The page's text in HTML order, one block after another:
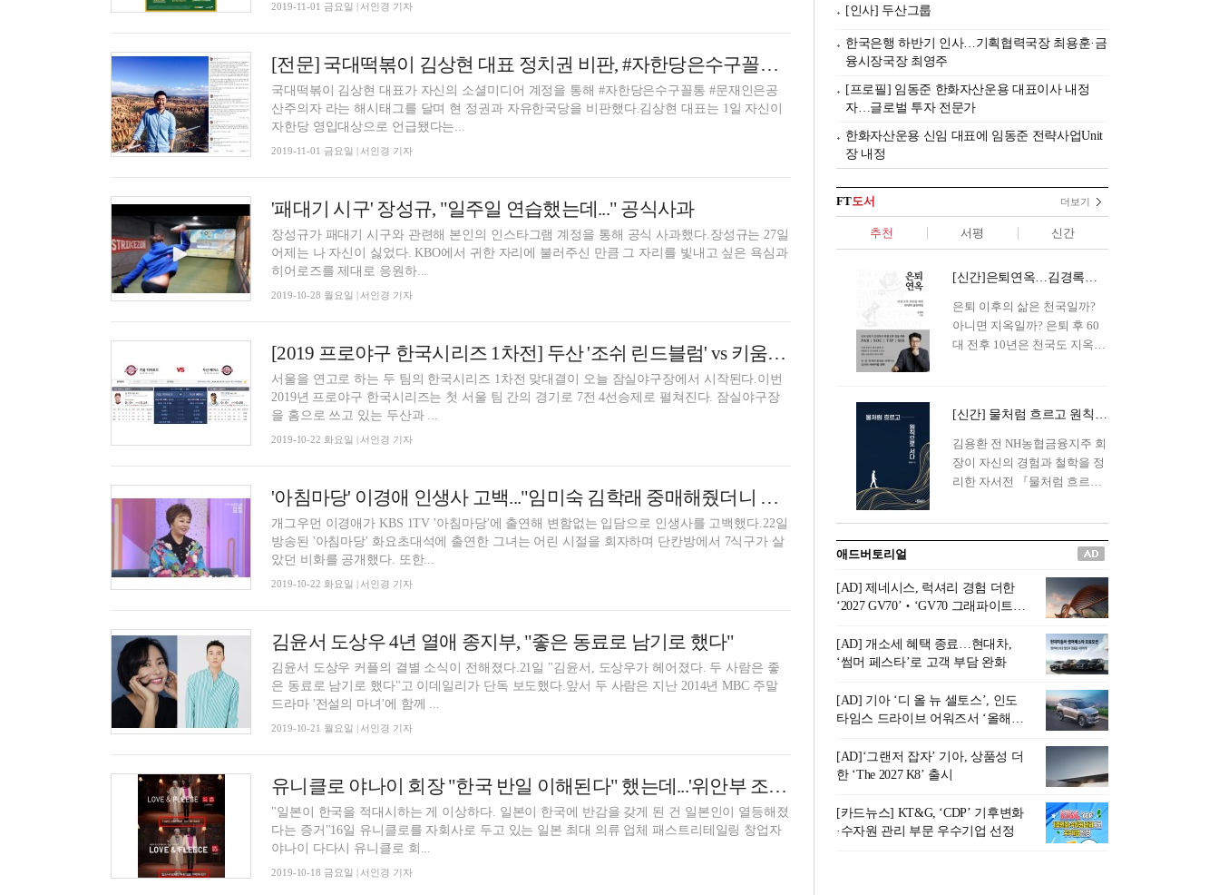
2019-11-01 금요일 | 서인경 기자
[전문] 국대떡볶이 김상현 대표 정치권 비판, #자한당은수구꼴통 #문재인은공산주의자
국대떡볶이 김상현 대표가 자신의 소셜미디어 계정을 통해 #자한당은수구꼴통 #문재인은공
산주의자 라는 해시태그를 달며 현 정권과 자유한국당을 비판했다.김상현 대표는 1일 자신이
자한당 영입대상으로 언급됐다는...
2019-11-01 금요일 | 서인경 기자
'패대기 시구' 장성규, "일주일 연습했는데..." 공식사과
장성규가 패대기 시구와 관련해 본인의 인스타그램 계정을 통해 공식 사과했다.장성규는 27일
어제는 나 자신이 싫었다. KBO에서 귀한 자리에 불러주신 만큼 그 자리를 빛내고 싶은 욕심과
히어로즈를 제대로 응원하...
2019-10-28 월요일 | 서인경 기자
[2019 프로야구 한국시리즈 1차전] 두산 '조쉬 린드블럼' vs 키움 '에릭 요키시', 선발투수 맞대결
서울을 연고로 하는 두 팀의 한국시리즈 1차전 맞대결이 오늘 잠실야구장에서 시작된다.이번
2019년 프로야구 한국시리즈는 첫 서울 팀 간의 경기로 7전 4선승제로 펼쳐진다. 잠실야구장
을 홈으로 쓰고 있는 두산과 ...
2019-10-22 화요일 | 서인경 기자
'아침마당' 이경애 인생사 고백..."임미숙 김학래 중매해줬더니 욕만"
개그우먼 이경애가 KBS 1TV '아침마당'에 출연해 변함없는 입담으로 인생사를 고백했다.22일
방송된 '아침마당' 화요초대석에 출연한 그녀는 어린 시절을 회자하며 단칸방에서 7식구가 살
았던 비화를 공개했다. 또한...
2019-10-22 화요일 | 서인경 기자
김윤서 도상우 4년 열애 종지부, "좋은 동료로 남기로 했다"
김윤서 도상우 커플의 결별 소식이 전해졌다.21일 "김윤서, 도상우가 헤어졌다. 두 사람은 좋
은 동료로 남기로 했다"고 이데일리가 단독 보도했다.앞서 두 사람은 지난 2014년 MBC 주말
드라마 '전설의 마녀'에 함께 ...
2019-10-21 월요일 | 서인경 기자
유니클로 야나이 회장 "한국 반일 이해된다" 했는데...'위안부 조롱 광고' 논란?
"일본이 한국을 적대시하는 게 이상하다. 일본이 한국에 반감을 갖게 된 건 일본인이 열등해졌
다는 증거"16일 유니클로를 자회사로 두고 있는 일본 최대 의류 업체 패스트리테일링 창업자
야나이 다다시 유니클로 회...
2019-10-18 금요일 | 서인경 기자
[인사] 두산그룹
한국은행 하반기 인사…기획협력국장 최용훈·금
융시장국장 최영주
[프로필] 임동준 한화자산운용 대표이사 내정
자…글로벌 투자 전문가
한화자산운용 신임 대표에 임동준 전략사업Unit
장 내정
FT도서 더보기
추천 서평 신간
[신간]은퇴연옥…김경록의 은퇴 후 삶의 나침반
은퇴 이후의 삶은 천국일까?
아니면 지옥일까? 은퇴 후 60
대 전후 10년은 천국도 지옥도
은퇴 설계를 가이드해 온 김경
록 옵투스자산운용의 고문이
신간 『은퇴연옥』을 내놓았
다.단테는 지옥을 '모든 희망을
록 고문은 새로운 시각을 제시
0년의 과도기는 지옥이 아니라
정화와 성장의 공간인 ‘은퇴연
옥(Purgatory)’이라는 것이다.
연옥은 고통스럽지만 끝이 있
으며, 준비를 통해 천국으로 나
아갈 수 있는 희망의 장소라고
말한
[신간] 물처럼 흐르고 원칙으로 서다…김용환의 통찰을 담다
김용환 전 NH농협금융지주 회
장이 자신의 경험과 철학을 정
리한 자서전 『물처럼 흐르고
통 관료 출신으로 한국 금융의
주요 변곡점마다 중요한 역할
을 하고 금융 경영인으로서 큰
족적을 남긴 김 전 회장이 후배
세대에게 전하는 삶의 조언을
담은 인생 노트다.『물처럼 흐
르고 원칙으로 서다』는 단순
한 자서전을 넘어, 실패를 두려
워하지 않는 용기와 자신에 대
한 믿음이 어떻게 삶을 풍요롭
게 만드는지를 보여주는 지혜
의 보고로 평가된다.김용환 전
회장은 “인생의 목표가 크더라
도 조급해하지 말고 작은 것부
터 하나 하나 성취해 나가
라”고 조언한다. 뼈아픈 실패
조차 성공의 뼈대가 된다는 긍
애드버토리얼
[AD] 제네시스, 럭셔리 경험 더한
‘2027 GV70’‧‘GV70 그래파이트’
[AD] 개소세 혜택 종료…현대차,
‘썸머 페스타’로 고객 부담 완화
[AD] 기아 ‘디 올 뉴 셀토스’, 인도
타임스 드라이브 어워즈서 ‘올해의
[AD]‘그랜저 잡자’ 기아, 상품성 더
한 ‘The 2027 K8’ 출시
[카드뉴스] KT&G, ‘CDP’ 기후변화
·수자원 관리 부문 우수기업 선정